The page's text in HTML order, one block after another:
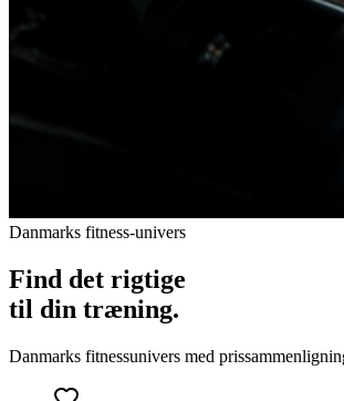
Danmarks fitness-univers
Find det rigtige
til din træning.
Danmarks fitnessunivers med